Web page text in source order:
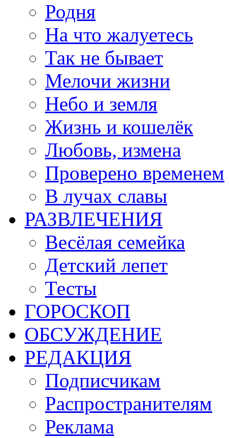
Родня
На что жалуетесь
Так не бывает
Мелочи жизни
Небо и земля
Жизнь и кошелёк
Любовь, измена
Проверено временем
В лучах славы
РАЗВЛЕЧЕНИЯ
Весёлая семейка
Детский лепет
Тесты
ГОРОСКОП
ОБСУЖДЕНИЕ
РЕДАКЦИЯ
Подписчикам
Распространителям
Реклама